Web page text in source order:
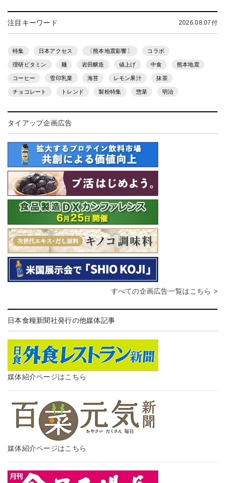
注目キーワード 2026.08.07付
特集 日本アクセス 〔熊本地震影響〕 コラボ
理研ビタミン 麺 岩田醸造 値上げ 中食 熊本地震
コーヒー 雪印乳業 海苔 レモン果汁 抹茶
チョコレート トレンド 製粉特集 惣菜 明治
タイアップ企画広告
すべての企画広告一覧はこちら >
日本食糧新聞社発行の他媒体記事
媒体紹介ページはこちら
媒体紹介ページはこちら